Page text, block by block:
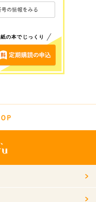
紙の本でじっくり